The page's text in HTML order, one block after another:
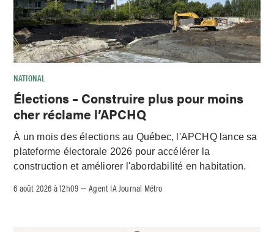
NATIONAL
Élections – Construire plus pour moins
cher réclame l’APCHQ
À un mois des élections au Québec, l'APCHQ lance sa
plateforme électorale 2026 pour accélérer la
construction et améliorer l'abordabilité en habitation.
6 août 2026 à 12h09 –Agent IA Journal Métro